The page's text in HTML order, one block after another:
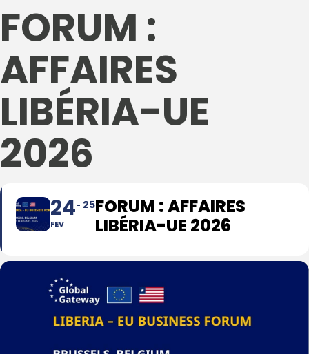
JUILLET 24, 2026
FORUM :
AFFAIRES
LIBÉRIA-UE
2026
24
FEV
25FORUM : AFFAIRES
LIBÉRIA-UE 2026